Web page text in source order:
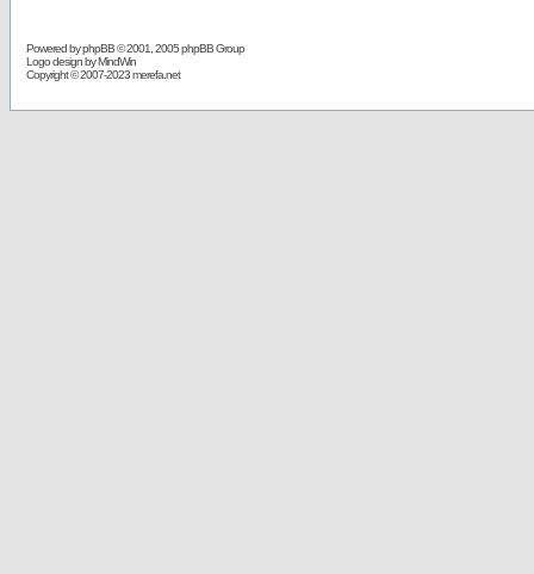
Powered byphpBB© 2001, 2005 phpBB Group
Logo design by MindWin
Copyright © 2007-2023 merefa.net